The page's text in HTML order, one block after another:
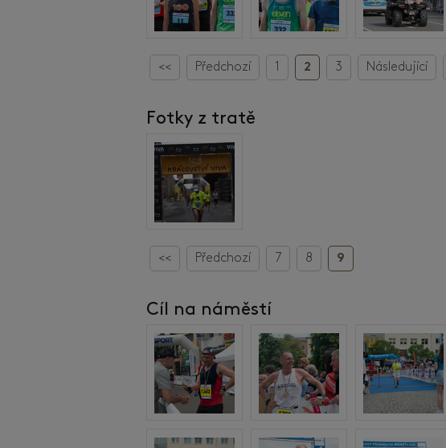
<< Předchozí 1 2 3 Následující
Fotky z tratě
<< Předchozí 7 8 9
Cíl na náměstí